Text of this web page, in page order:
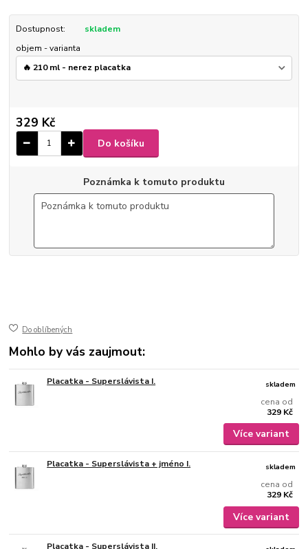
Dostupnost:
skladem
objem - varianta
329 Kč
Do košíku
Poznámka k tomuto produktu
Do oblíbených
Mohlo by vás zaujmout:
Placatka - Superslávista I.
cena od
329 Kč
skladem
Více variant
Placatka - Superslávista + jméno I.
cena od
329 Kč
skladem
Více variant
Placatka - Superslávista II.